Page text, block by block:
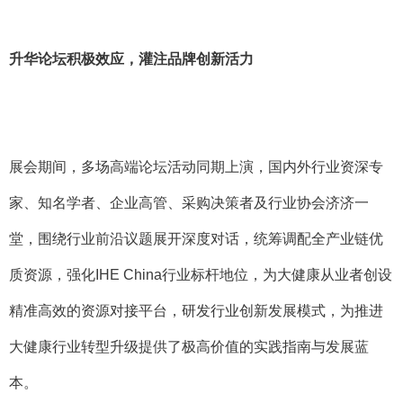
升华论坛积极效应，灌注品牌创新活力
展会期间，多场高端论坛活动同期上演，国内外行业资深专
家、知名学者、企业高管、采购决策者及行业协会济济一
堂，围绕行业前沿议题展开深度对话，统筹调配全产业链优
质资源，强化 IHE China行业标杆地位，为大健康从业者创设
精准高效的资源对接平台，研发行业创新发展模式，为推进
大健康行业转型升级提供了极高价值的实践指南与发展蓝
本。